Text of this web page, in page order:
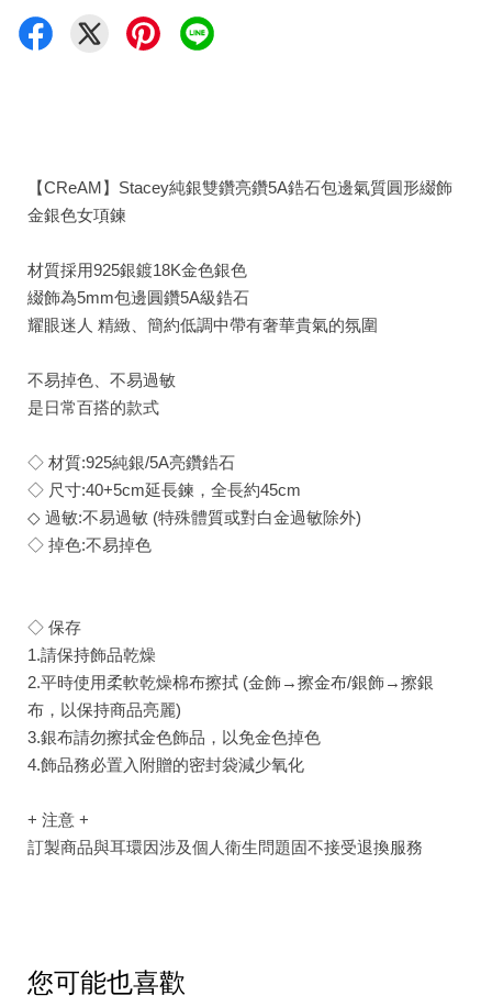
【CReAM】Stacey純銀雙鑽亮鑽5A鋯石包邊氣質圓形綴飾
金銀色女項鍊
材質採用925銀鍍18K金色銀色
綴飾為5mm包邊圓鑽5A級鋯石
耀眼迷人 精緻、簡約低調中帶有奢華貴氣的氛圍
不易掉色、不易過敏
是日常百搭的款式
◇ 材質:925純銀/5A亮鑽鋯石
◇ 尺寸:40+5cm延長鍊，全長約45cm
◇ 過敏:不易過敏 (特殊體質或對白金過敏除外)
◇ 掉色:不易掉色
◇ 保存
1.請保持飾品乾燥
2.平時使用柔軟乾燥棉布擦拭 (金飾→擦金布/銀飾→擦銀
布，以保持商品亮麗)
3.銀布請勿擦拭金色飾品，以免金色掉色
4.飾品務必置入附贈的密封袋減少氧化
+ 注意 +
訂製商品與耳環因涉及個人衛生問題固不接受退換服務
您可能也喜歡